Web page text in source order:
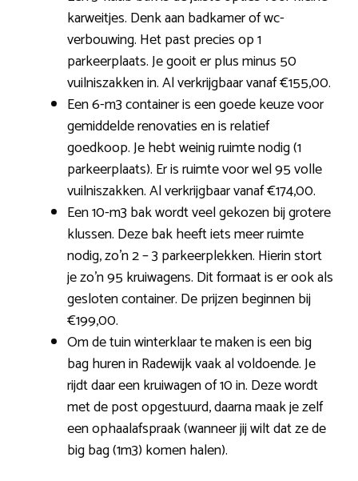
karweitjes. Denk aan badkamer of wc-
verbouwing. Het past precies op 1
parkeerplaats. Je gooit er plus minus 50
vuilniszakken in. Al verkrijgbaar vanaf €155,00.
Een 6-m3 container is een goede keuze voor
gemiddelde renovaties en is relatief
goedkoop. Je hebt weinig ruimte nodig (1
parkeerplaats). Er is ruimte voor wel 95 volle
vuilniszakken. Al verkrijgbaar vanaf €174,00.
Een 10-m3 bak wordt veel gekozen bij grotere
klussen. Deze bak heeft iets meer ruimte
nodig, zo’n 2 – 3 parkeerplekken. Hierin stort
je zo’n 95 kruiwagens. Dit formaat is er ook als
gesloten container. De prijzen beginnen bij
€199,00.
Om de tuin winterklaar te maken is een big
bag huren in Radewijk vaak al voldoende. Je
rijdt daar een kruiwagen of 10 in. Deze wordt
met de post opgestuurd, daarna maak je zelf
een ophaalafspraak (wanneer jij wilt dat ze de
big bag (1m3) komen halen).